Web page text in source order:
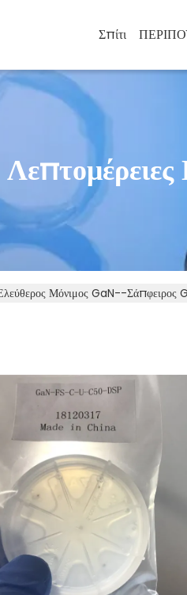
Σπίτι
Μόνιμος GaN--σάπφειρος